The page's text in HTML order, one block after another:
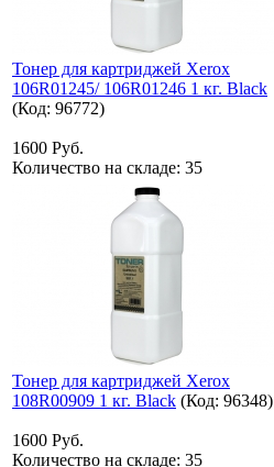
Тонер для картриджей Xerox
106R01245/ 106R01246 1 кг. Black
(Код: 96772)
1600 Руб.
Количество на складе: 35
Тонер для картриджей Xerox
108R00909 1 кг. Black (Код: 96348)
1600 Руб.
Количество на складе: 35